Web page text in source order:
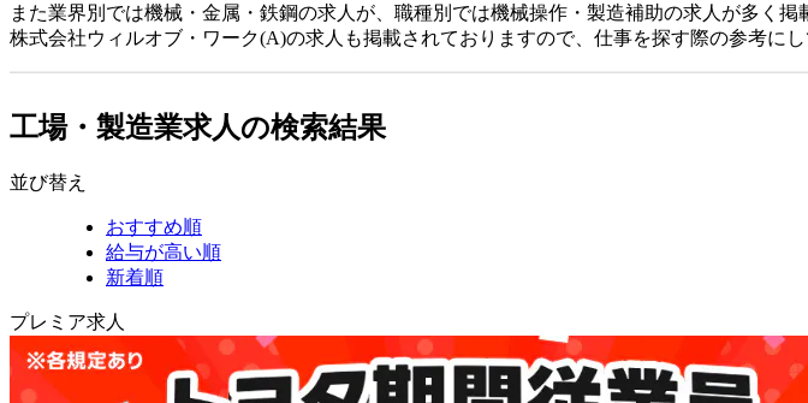
また業界別では機械・金属・鉄鋼の求人が、職種別では機械操作・製造補助の求人が多く掲
株式会社ウィルオブ・ワーク(A)の求人も掲載されておりますので、仕事を探す際の参考にし
工場・製造業求人の検索結果
並び替え
おすすめ順
給与が高い順
新着順
プレミア求人